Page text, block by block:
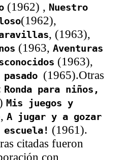
(1962) , Nuestro
(1962),
, (1963),
(1963, Aventuras
(1963),
(1965).Otras
Ronda para niños,
Mis juegos y
A jugar y a gozar
escuela! (1961).
citadas fueron
con